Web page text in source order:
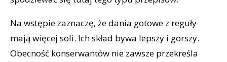
Na wstępie zaznaczę, że dania gotowe z reguły
mają więcej soli. Ich skład bywa lepszy i gorszy.
Obecność konserwantów nie zawsze przekreśla